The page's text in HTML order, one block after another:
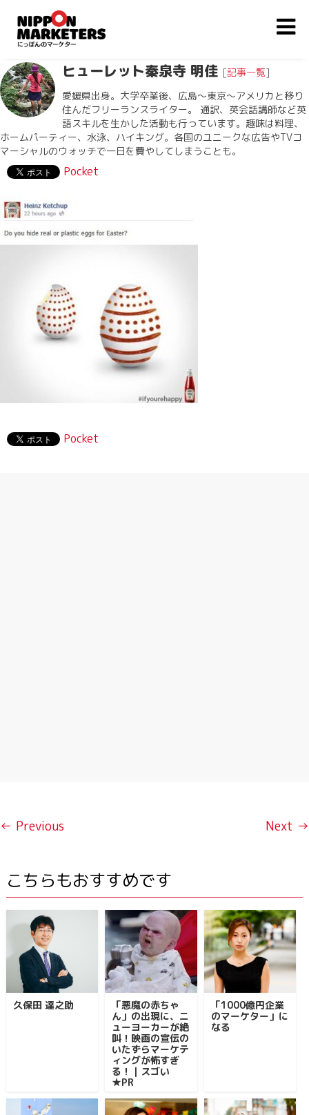
ヒューレット秦泉寺 明佳 [記事一覧]
愛媛県出身。大学卒業後、広島〜東京〜アメリカと移り
住んだフリーランスライター。 通訳、英会話講師など英
語スキルを生かした活動も行っています。趣味は料理、
ホームパーティー、水泳、ハイキング。各国のユニークな広告やTVコ
マーシャルのウォッチで一日を費やしてしまうことも。
Pocket
Pocket
← Previous Next →
こちらもおすすめです
久保田 達之助
「悪魔の赤ちゃ
ん」の出現に、ニ
ューヨーカーが絶
叫！映画の宣伝の
いたずらマーケテ
ィングが怖すぎ
る！｜スゴい
★PR
「1000億円企業
のマーケター」に
なる